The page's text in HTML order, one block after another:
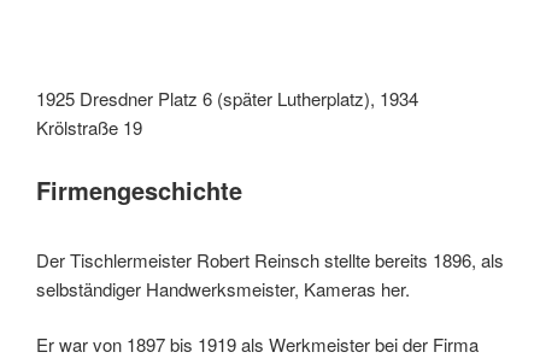
1925 Dresdner Platz 6 (später Lutherplatz), 1934
Krölstraße 19
Firmengeschichte
Der Tischlermeister Robert Reinsch stellte bereits 1896, als
selbständiger Handwerksmeister, Kameras her.
Er war von 1897 bis 1919 als Werkmeister bei der Firma